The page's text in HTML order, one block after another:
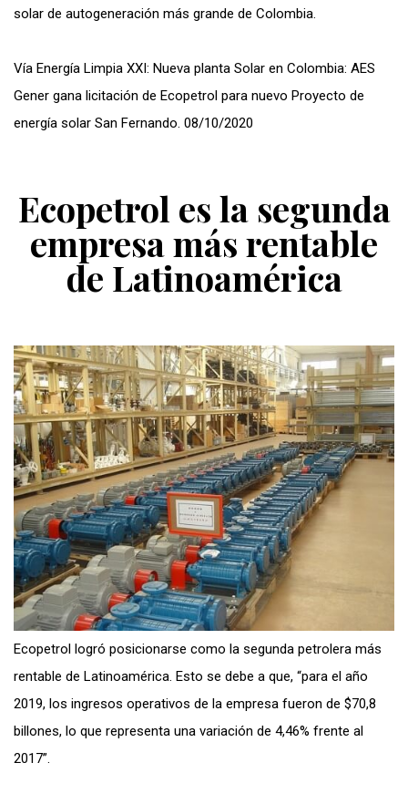
solar de autogeneración más grande de Colombia.
Vía Energía Limpia XXI: Nueva planta Solar en Colombia: AES
Gener gana licitación de Ecopetrol para nuevo Proyecto de
energía solar San Fernando. 08/10/2020
Ecopetrol es la segunda
empresa más rentable
de Latinoamérica
Ecopetrol logró posicionarse como la segunda petrolera más
rentable de Latinoamérica. Esto se debe a que, “para el año
2019, los ingresos operativos de la empresa fueron de $70,8
billones, lo que representa una variación de 4,46% frente al
2017”.